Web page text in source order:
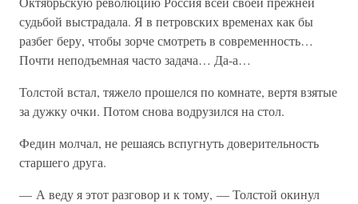
судьбой выстрадала. Я в петровских временах как бы
разбег беру, чтобы зорче смотреть в современность…
Почти неподъемная часто задача… Да-а…
Толстой встал, тяжело прошелся по комнате, вертя взятые
за дужку очки. Потом снова водрузился на стол.
Федин молчал, не решаясь вспугнуть доверительность
старшего друга.
— А веду я этот разговор и к тому, — Толстой окинул